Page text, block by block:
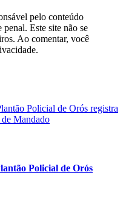
pelo conteúdo
Este site não se
Ao comentar, você
Policial de Orós